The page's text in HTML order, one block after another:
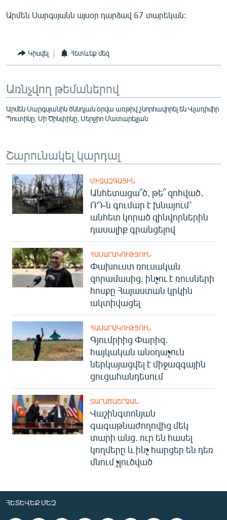
Արմեն Սարգսյանն այսօր դարձավ 67 տարեկան:
Կիսվել Հետևեք մեզ
Առնչվող թեմաներով
Արմեն Սարգսյանին ծննդյան օրվա առթիվ շնորհավորել են Վլադիմիր
Պուտինը, Սի Ծինփինը, Սերջիո Մատարելլան
Շարունակել կարդալ
ՄԻՋԱԶԳԱՅԻՆ
Անհետացա՞ծ, թե՞ զոհված․
ՌԴ-ն գումար է խնայում՝
անհետ կորած զինվորներին
դասալիք գրանցելով
ՀԱՍԱՐԱԿՈՒԹՅՈՒՆ
Փախուստ ռուսական
զորամասից. ինչու է ռուսների
հոսքը Հայաստան կրկին
ակտիվացել
ՀԱՍԱՐԱԿՈՒԹՅՈՒՆ
Գյումրիից Փարիզ․
հայկական անօդաչուն
ներկայացվել է միջազգային
ցուցահանդեսում
ՏԱՐԱԾԱՇՐՋԱՆ
Վաշինգտոնյան
գագաթնաժողովից մեկ
տարի անց. ուր են հասել
կողմերը և ինչ հարցեր են դեռ
մնում չլուծված
ՀԵՏԵՎԵՔ ՄԵԶ